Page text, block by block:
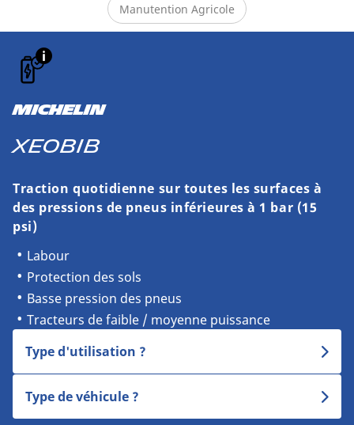
Manutention Agricole
MICHELIN
XEOBIB
Traction quotidienne sur toutes les surfaces à
des pressions de pneus inférieures à 1 bar (15
psi)
Labour
Protection des sols
Basse pression des pneus
Tracteurs de faible / moyenne puissance
Type d'utilisation ?
Type de véhicule ?